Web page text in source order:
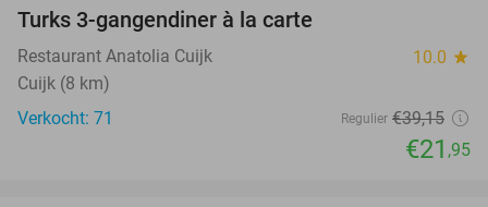
Turks 3-gangendiner à la carte
Restaurant Anatolia Cuijk 10.0 star
Cuijk (8 km)
Verkocht: 71
Regulier €39,15
€21 ,95